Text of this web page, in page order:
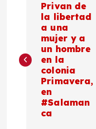
e
Privan de
la libertad
a una
mujer y a
un hombre
en la
colonia
Primavera,
en
#Salaman
ca